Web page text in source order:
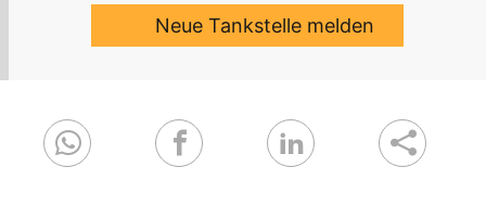
Neue Tankstelle melden